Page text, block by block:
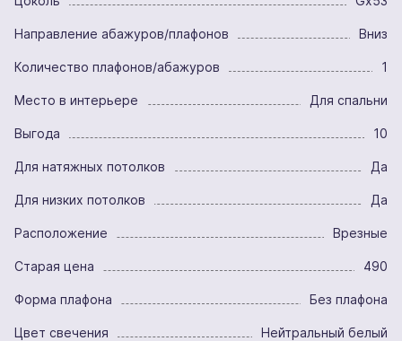
Направление абажуров/плафонов Вниз
Количество плафонов/абажуров 1
Место в интерьере Для спальни
Выгода 10
Для натяжных потолков Да
Для низких потолков Да
Расположение Врезные
Старая цена 490
Форма плафона Без плафона
Цвет свечения Нейтральный белый